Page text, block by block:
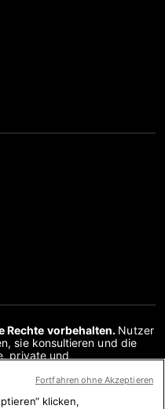
Rechte vorbehalten. Nutzer
sie konsultieren und die
private und
Kommunikation mit der
und/oder auf andere
klicken,
Fortfahren ohne Akzeptieren